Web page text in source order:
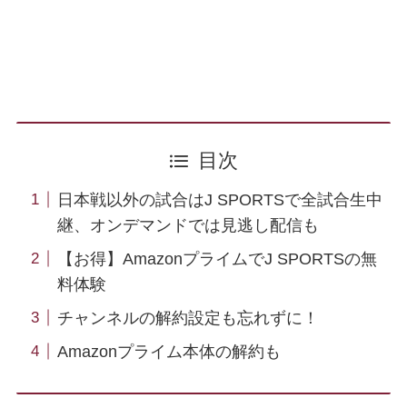
目次
日本戦以外の試合はJ SPORTSで全試合生中
継、オンデマンドでは見逃し配信も
【お得】AmazonプライムでJ SPORTSの無
料体験
チャンネルの解約設定も忘れずに！
Amazonプライム本体の解約も